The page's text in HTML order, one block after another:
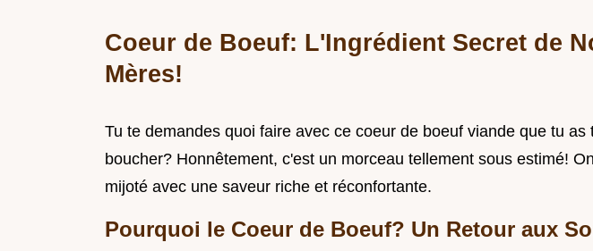
Coeur de Boeuf: L'Ingrédient Secret de
Mères!
Tu te demandes quoi faire avec ce coeur de boeuf viande que tu as
boucher? Honnêtement, c'est un morceau tellement sous estimé!
mijoté avec une saveur riche et réconfortante.
Pourquoi le Coeur de Boeuf? Un Retour aux